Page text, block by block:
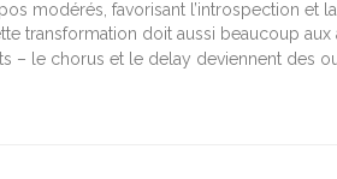
modérés, favorisant l’introspection et
transformation doit aussi beaucoup
– le chorus et le delay deviennent des